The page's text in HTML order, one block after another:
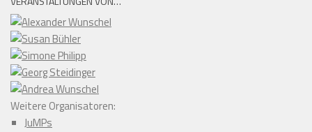
Weitere Organisatoren:
JuMPs